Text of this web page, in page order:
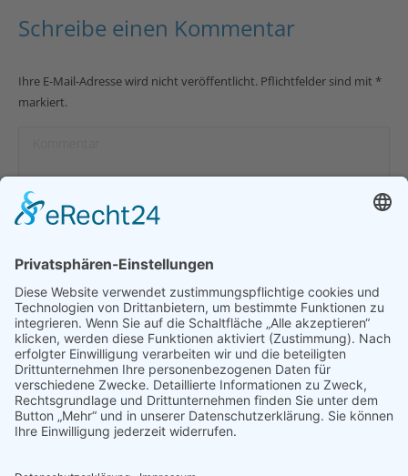
Schreibe einen Kommentar
Ihre E-Mail-Adresse wird nicht veröffentlicht. Pflichtfelder sind mit *
markiert.
Name *
E-Mail *
Website